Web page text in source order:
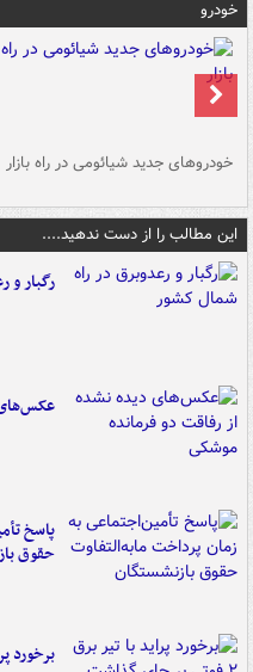
خودرو
خودروهای جدید شیائومی در راه بازار
این مطالب را از دست ندهید....
رگبار و
عکس‌های
پاسخ
حقوق
برخورد پراید